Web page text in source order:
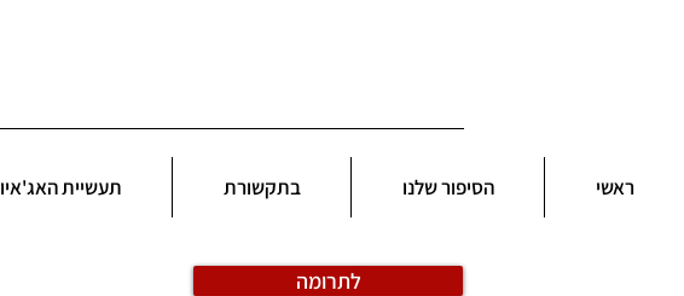
ראשי הסיפור שלנו בתקשורת תעשיית האג'איו
לתרומה